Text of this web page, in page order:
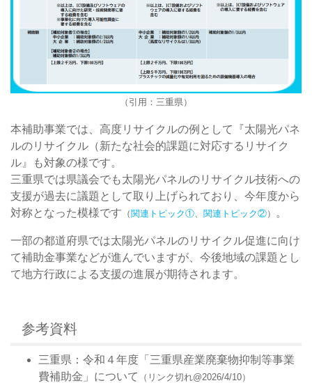
（引用：三重県）
本補助事業では、高度リサイクルの例として『太陽光パネ
ルのリサイクル（新たな社会的課題に対応するリサイク
ル』も対象の様です。
三重県では県議会でも太陽光パネルのリサイクル技術への
支援が過去に議題として取り上げられており、今年度から
対称となった模様です （関連トピック① 関連トピック②） 。
一部の都道府県では太陽光パネルのリサイクル促進に向け
て補助金事業などが進んでいますが、今後地域の課題とし
て地方行政による支援の進展が期待されます。
参考資料
三重県：令和４年度「三重県産業廃棄物抑制等事業
費補助金」について
（リンク切れ@2026/4/10）